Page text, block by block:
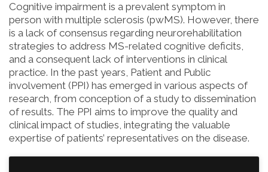
Cognitive impairment is a prevalent symptom in
person with multiple sclerosis (pwMS). However, there
is a lack of consensus regarding neurorehabilitation
strategies to address MS-related cognitive deficits,
and a consequent lack of interventions in clinical
practice. In the past years, Patient and Public
involvement (PPI) has emerged in various aspects of
research, from conception of a study to dissemination
of results. The PPI aims to improve the quality and
clinical impact of studies, integrating the valuable
expertise of patients’ representatives on the disease.